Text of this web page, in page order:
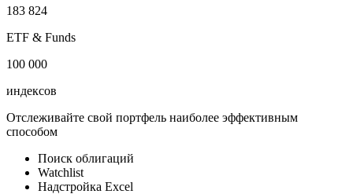
183 824
ETF & Funds
100 000
индексов
Отслеживайте свой портфель наиболее эффективным
способом
Поиск облигаций
Watchlist
Надстройка Excel